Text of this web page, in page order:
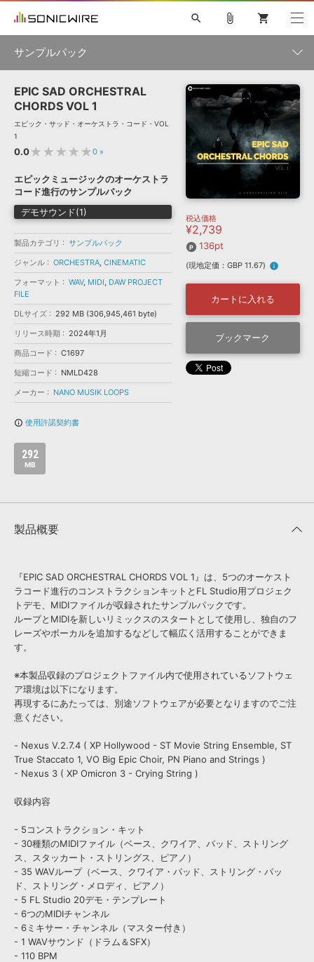
ソフト音源 »
プラグイン・エフェクト »
サンプルパック »
ソフトウェア／ツール »
DAW »
効果音 »
BGM »
キャンペーン »
特集 »
ニュースレター »
SONICWIREブログ »
製品サポート情報 »
DTMガイド »
FAQ »
お問い合わせ »
音楽カード
楽曲配信流通 サービス
無償のサウンド管理ソフト
APS
SLS
search
初音ミク NT 鏡音リン・レン V4X 巡音ルカ V4X
MEIKO V3
KAITO V3
VOCALOID
SPITFIRE AUDIO
VIENNA
EZ DRUMMER 3 SERUM
ライセンスフリーBGM
サンプルパックを試そう
ボーカル抜き出し
DUBSTEP
MUTANT
ROUTER.FM
SONOCA
ソフト音源 プラグイン・エフェクト
ソフトウェア／ツール 効果音
attach_file shopping_cart
サンプルパック
製品一覧
ジャンル
メーカー
フォーマット
ランキング
EPIC SAD ORCHESTRAL
CHORDS VOL 1
エピック・サッド・オーケストラ・コード・VOL
1
0.0★★★★★0 »
エピックミュージックのオーケストラ
コード進行のサンプルパック
デモサウンド(1)
製品カテゴリ
サンプルパック
ジャンル
ORCHESTRA, CINEMATIC
フォーマット
WAV, MIDI, DAW PROJECT
FILE
DLサイズ
292 MB (306,945,461 byte)
リリース時期
2024年1月
商品コード
C1697
短縮コード
NMLD428
メーカー
NANO MUSIK LOOPS
info_outline 使用許諾契約書
292
MB
税込価格
¥2,739
136pt
(現地定価：GBP 11.67) info
カートに入れる
ブックマーク
製品概要
『EPIC SAD ORCHESTRAL CHORDS VOL 1』は、5つのオーケスト
ラコード進行のコンストラクションキットとFL Studio用プロジェク
トデモ、MIDIファイルが収録されたサンプルパックです。
ループとMIDIを新しいリミックスのスタートとして使用し、独自のフ
レーズやボーカルを追加するなどして幅広く活用することができま
す。
※本製品収録のプロジェクトファイル内で使用されているソフトウェ
ア環境は以下になります。
再現するにあたっては、別途ソフトウェアが必要となりますのでご注
意ください。
- Nexus V.2.7.4 ( XP Hollywood - ST Movie String Ensemble, ST
True Staccato 1, VO Big Epic Choir, PN Piano and Strings )
- Nexus 3 ( XP Omicron 3 - Crying String )
収録内容
- 5コンストラクション・キット
- 30種類のMIDIファイル（ベース、クワイア、パッド、ストリング
ス、スタッカート・ストリングス、ピアノ）
- 35 WAVループ（ベース、クワイア・パッド、ストリング・パッ
ド、ストリング・メロディ、ピアノ）
- 5 FL Studio 20デモ・テンプレート
- 6つのMIDIチャンネル
- 6ミキサー・チャンネル（マスター付き）
- 1 WAVサウンド（ドラム＆SFX）
- 110 BPM